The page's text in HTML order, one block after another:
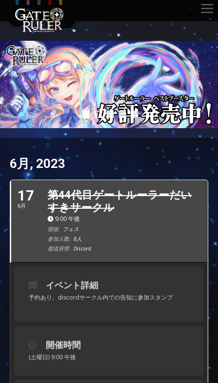
6月, 2023
17
6月
第44代目ゲートルーラーだい
すきサークル
9:00 午後
開催: フェス
参加人数: 8人
都道府県: Discord
イベント詳細
予約あり。discordサークル内での告知に参加スタンプ
開催時間
(土曜日) 9:00 午後